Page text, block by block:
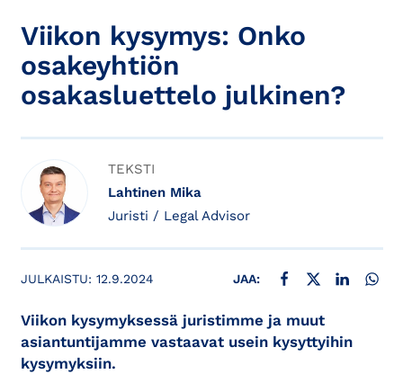
Viikon kysymys: Onko
osakeyhtiön
osakasluettelo julkinen?
TEKSTI
Lahtinen Mika
Juristi / Legal Advisor
JULKAISTU: 12.9.2024 JAA: JAA FACEBOOKISSA
JAA X:SSÄ JAA
Viikon kysymyksessä juristimme ja muut
asiantuntijamme vastaavat usein kysyttyihin
kysymyksiin.